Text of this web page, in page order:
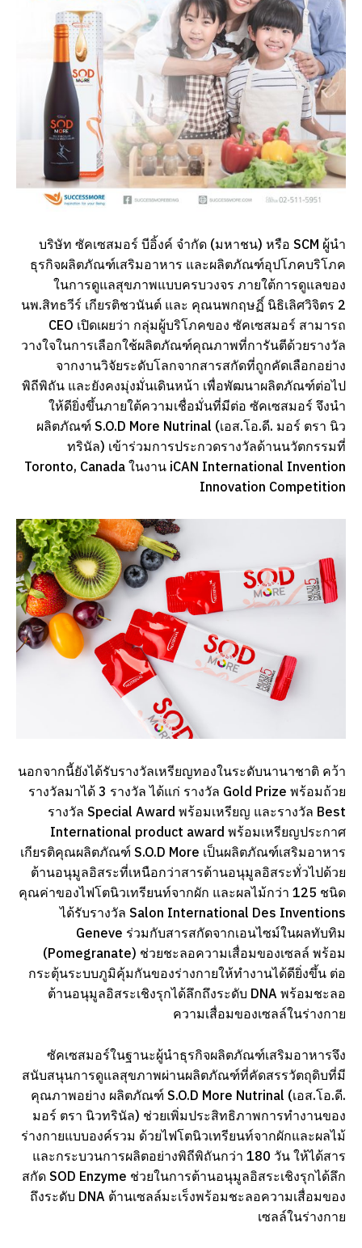
บริษัท ซัคเซสมอร์ บีอิ้งค์ จำกัด (มหาชน) หรือ SCM ผู้นำ
ธุรกิจผลิตภัณฑ์เสริมอาหาร และผลิตภัณฑ์อุปโภคบริโภค
ในการดูแลสุขภาพแบบครบวงจร ภายใต้การดูแลของ
นพ.สิทธวีร์ เกียรติชวนันต์ และ คุณนพกฤษฏิ์ นิธิเลิศวิจิตร 2
CEO เปิดเผยว่า กลุ่มผู้บริโภคของ ซัคเซสมอร์ สามารถ
วางใจในการเลือกใช้ผลิตภัณฑ์คุณภาพที่การันตีด้วยรางวัล
จากงานวิจัยระดับโลกจากสารสกัดที่ถูกคัดเลือกอย่าง
พิถีพิถัน และยังคงมุ่งมั่นเดินหน้า เพื่อพัฒนาผลิตภัณฑ์ต่อไป
ให้ดียิ่งขึ้นภายใต้ความเชื่อมั่นที่มีต่อ ซัคเซสมอร์ จึงนำ
ผลิตภัณฑ์ S.O.D More Nutrinal (เอส.โอ.ดี. มอร์ ตรา นิว
ทรินัล) เข้าร่วมการประกวดรางวัลด้านนวัตกรรมที่
Toronto, Canada ในงาน iCAN International Invention
Innovation Competition
นอกจากนี้ยังได้รับรางวัลเหรียญทองในระดับนานาชาติ คว้า
รางวัลมาได้ 3 รางวัล ได้แก่ รางวัล Gold Prize พร้อมถ้วย
รางวัล Special Award พร้อมเหรียญ และรางวัล Best
International product award พร้อมเหรียญประกาศ
เกียรติคุณผลิตภัณฑ์ S.O.D More เป็นผลิตภัณฑ์เสริมอาหาร
ต้านอนุมูลอิสระที่เหนือกว่าสารต้านอนุมูลอิสระทั่วไปด้วย
คุณค่าของไฟโตนิวเทรียนท์จากผัก และผลไม้กว่า 125 ชนิด
ได้รับรางวัล Salon International Des Inventions
Geneve ร่วมกับสารสกัดจากเอนไซม์ในผลทับทิม
(Pomegranate) ช่วยชะลอความเสื่อมของเซลล์ พร้อม
กระตุ้นระบบภูมิคุ้มกันของร่างกายให้ทำงานได้ดียิ่งขึ้น ต่อ
ต้านอนุมูลอิสระเชิงรุกได้ลึกถึงระดับ DNA พร้อมชะลอ
ความเสื่อมของเซลล์ในร่างกาย
ซัคเซสมอร์ในฐานะผู้นำธุรกิจผลิตภัณฑ์เสริมอาหารจึง
สนับสนุนการดูแลสุขภาพผ่านผลิตภัณฑ์ที่คัดสรรวัตถุดิบที่มี
คุณภาพอย่าง ผลิตภัณฑ์ S.O.D More Nutrinal (เอส.โอ.ดี.
มอร์ ตรา นิวทรินัล) ช่วยเพิ่มประสิทธิภาพการทำงานของ
ร่างกายแบบองค์รวม ด้วยไฟโตนิวเทรียนท์จากผักและผลไม้
และกระบวนการผลิตอย่างพิถีพิถันกว่า 180 วัน ให้ได้สาร
สกัด SOD Enzyme ช่วยในการต้านอนุมูลอิสระเชิงรุกได้ลึก
ถึงระดับ DNA ต้านเซลล์มะเร็งพร้อมชะลอความเสื่อมของ
เซลล์ในร่างกาย